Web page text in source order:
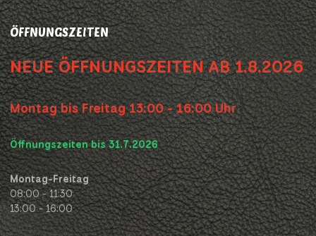
ÖFFNUNGSZEITEN
NEUE ÖFFNUNGSZEITEN AB 1.8.2026
Montag bis Freitag 13:00 - 16:00 Uhr
Öffnungszeiten bis 31.7.2026
Montag-Freitag
08:00 - 11:30
13:00 - 16:00